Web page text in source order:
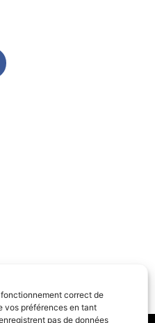
correct de
vos préférences en tant
pas de données